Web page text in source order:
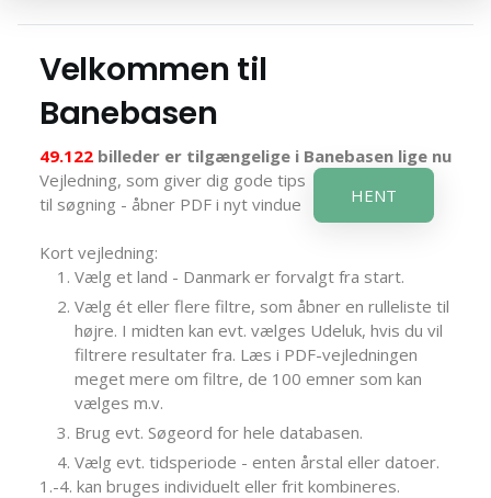
Velkommen til
Banebasen
49.122 billeder er tilgængelige i Banebasen lige nu
Vejledning, som giver dig gode tips
til søgning - åbner PDF i nyt vindue
HENT
Kort vejledning:
Vælg et land - Danmark er forvalgt fra start.
Vælg ét eller flere filtre, som åbner en rulleliste til
højre. I midten kan evt. vælges Udeluk, hvis du vil
filtrere resultater fra. Læs i PDF-vejledningen
meget mere om filtre, de 100 emner som kan
vælges m.v.
Brug evt. Søgeord for hele databasen.
Vælg evt. tidsperiode - enten årstal eller datoer.
1.-4. kan bruges individuelt eller frit kombineres.